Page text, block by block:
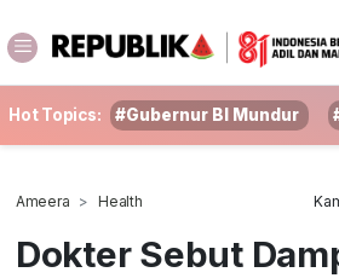
Hot Topics: #Gubernur BI Mundur
Ameera Health
Dokter Sebut